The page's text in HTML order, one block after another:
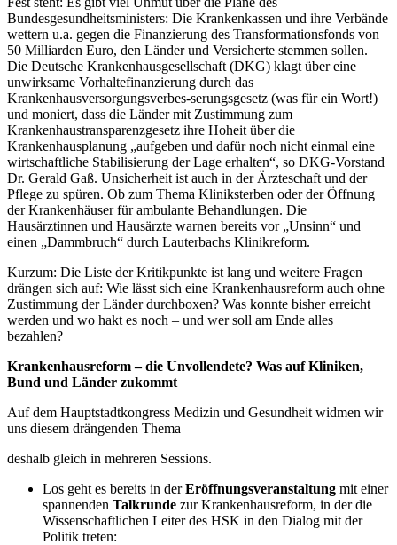
Bundesgesundheitsministers: Die Krankenkassen und ihre Verbände
wettern u.a. gegen die Finanzierung des Transformationsfonds von
50 Milliarden Euro, den Länder und Versicherte stemmen sollen.
Die Deutsche Krankenhausgesellschaft (DKG) klagt über eine
unwirksame Vorhaltefinanzierung durch das
Krankenhausversorgungsverbes-serungsgesetz (was für ein Wort!)
und moniert, dass die Länder mit Zustimmung zum
Krankenhaustransparenzgesetz ihre Hoheit über die
Krankenhausplanung „aufgeben und dafür noch nicht einmal eine
wirtschaftliche Stabilisierung der Lage erhalten“, so DKG-Vorstand
Dr. Gerald Gaß. Unsicherheit ist auch in der Ärzteschaft und der
Pflege zu spüren. Ob zum Thema Kliniksterben oder der Öffnung
der Krankenhäuser für ambulante Behandlungen. Die
Hausärztinnen und Hausärzte warnen bereits vor „Unsinn“ und
einen „Dammbruch“ durch Lauterbachs Klinikreform.
Kurzum: Die Liste der Kritikpunkte ist lang und weitere Fragen
drängen sich auf: Wie lässt sich eine Krankenhausreform auch ohne
Zustimmung der Länder durchboxen? Was konnte bisher erreicht
werden und wo hakt es noch – und wer soll am Ende alles
bezahlen?
Krankenhausreform – die Unvollendete? Was auf Kliniken,
Bund und Länder zukommt
Auf dem Hauptstadtkongress Medizin und Gesundheit widmen wir
uns diesem drängenden Thema
deshalb gleich in mehreren Sessions.
Los geht es bereits in derEröffnungsveranstaltung mit einer
spannenden Talkrunde zur Krankenhausreform, in der die
Wissenschaftlichen Leiter des HSK in den Dialog mit der
Politik treten: